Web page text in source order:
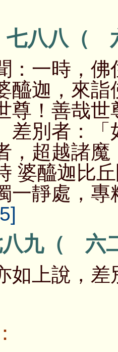
七八八（
一時，佛
醯迦，來
尊！善哉
差別者：
，超越諸
婆醯迦比
一靜處，
九（ 六
上說，差